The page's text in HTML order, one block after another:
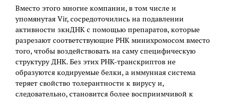
Вместо этого многие компании, в том числе и
упомянутая Vir, сосредоточились на подавлении
активности зкнДНК с помощью препаратов, которые
разрезают соответствующие РНК минихромосом вместо
того, чтобы воздействовать на саму специфическую
структуру ДНК. Без этих РНК-транскриптов не
образуются кодируемые белки, а иммунная система
теряет свойство толерантности к вирусу и,
следовательно, становится более восприимчивой к